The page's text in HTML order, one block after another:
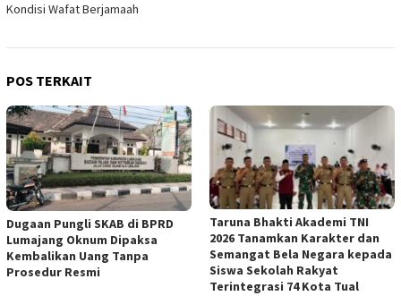
Kondisi Wafat Berjamaah
POS TERKAIT
Dugaan Pungli SKAB di BPRD
Lumajang Oknum Dipaksa
Kembalikan Uang Tanpa
Prosedur Resmi
Taruna Bhakti Akademi TNI
2026 Tanamkan Karakter dan
Semangat Bela Negara kepada
Siswa Sekolah Rakyat
Terintegrasi 74 Kota Tual